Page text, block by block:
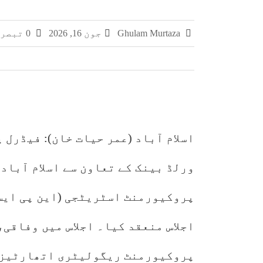
مشہور سمگل سگریٹ برانڈز میلانو،
Ghulam Murtaza جون 16, 2026
اسلام آباد (عمر حیات خان):
ورلڈ بینک کے تعاون سے اسلام
اجلاس منعقد کیا۔ اجلاس میں
پروکیورمنٹ ریگولیٹری